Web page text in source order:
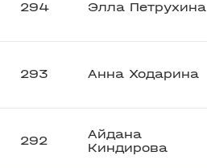
294 Элла Петрухина
293 Анна Ходарина
292
Айдана
Киндирова